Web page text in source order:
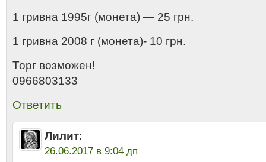
1 гривна 1995г (монета) — 25 грн.
1 гривна 2008 г (монета)- 10 грн.
Торг возможен!
0966803133
Ответить
Лилит:
26.06.2017 в 9:04 дп